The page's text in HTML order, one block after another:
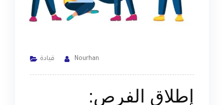
Nourhan قيادة
إطلاق الفرص: